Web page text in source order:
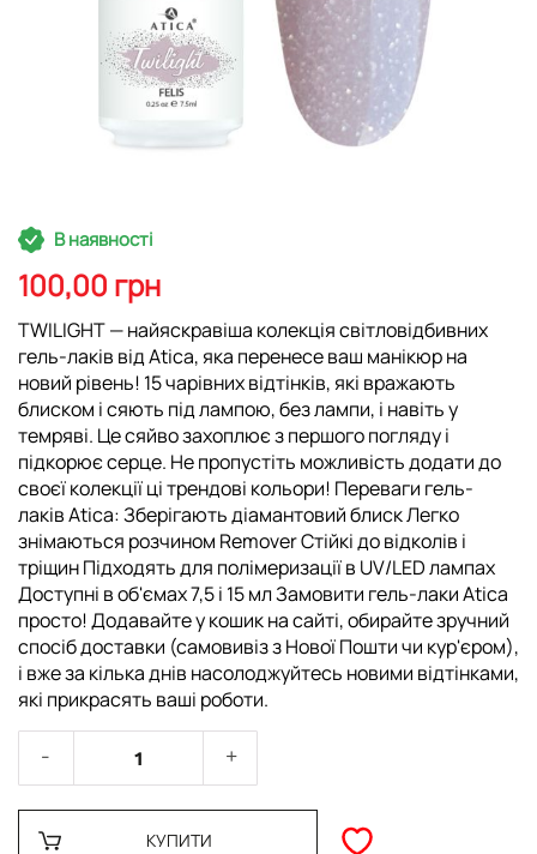
Перейти
до
початку
галереї
зображень
В наявності
100,00 грн
TWILIGHT — найяскравіша колекція світловідбивних
гель-лаків від Atica, яка перенесе ваш манікюр на
новий рівень! 15 чарівних відтінків, які вражають
блиском і сяють під лампою, без лампи, і навіть у
темряві. Це сяйво захоплює з першого погляду і
підкорює серце. Не пропустіть можливість додати до
своєї колекції ці трендові кольори! Переваги гель-
лаків Atica: Зберігають діамантовий блиск Легко
знімаються розчином Remover Стійкі до відколів і
тріщин Підходять для полімеризації в UV/LED лампах
Доступні в об'ємах 7,5 і 15 мл Замовити гель-лаки Atica
просто! Додавайте у кошик на сайті, обирайте зручний
спосіб доставки (самовивіз з Нової Пошти чи кур'єром),
і вже за кілька днів насолоджуйтесь новими відтінками,
які прикрасять ваші роботи.
КУПИТИ